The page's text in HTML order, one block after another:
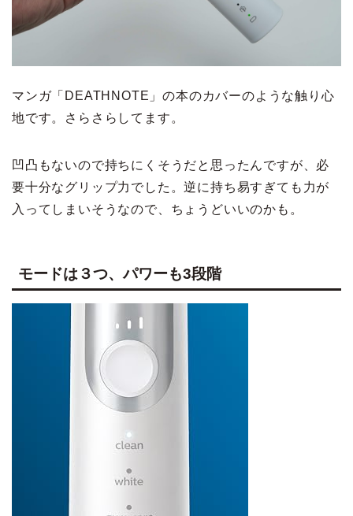
マンガ「DEATHNOTE」の本のカバーのような触り心
地です。さらさらしてます。
凹凸もないので持ちにくそうだと思ったんですが、必
要十分なグリップ力でした。逆に持ち易すぎても力が
入ってしまいそうなので、ちょうどいいのかも。
モードは３つ、パワーも3段階